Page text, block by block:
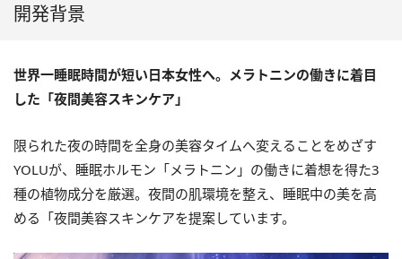
開発背景
世界一睡眠時間が短い日本女性へ。メラトニンの働きに着目
した「夜間美容スキンケア」
限られた夜の時間を全⾝の美容タイムへ変えることをめざす
YOLUが、睡眠ホルモン「メラトニン」の働きに着想を得た3
種の植物成分を厳選。夜間の肌環境を整え、睡眠中の美を高
める「夜間美容スキンケアを提案しています。